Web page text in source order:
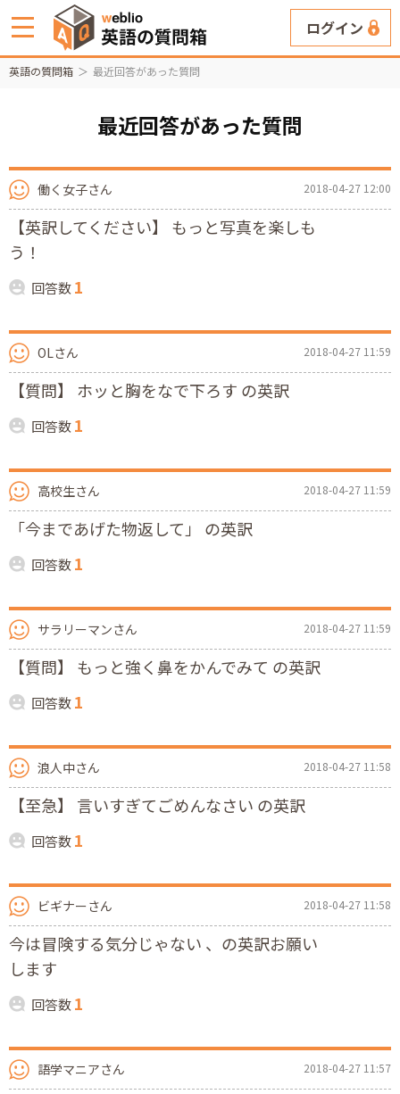
ログイン
英語の質問箱 最近回答があった質問
最近回答があった質問
働く女子さん 2018-04-27 12:00
【英訳してください】 もっと写真を楽しも
う！
回答数1
OLさん 2018-04-27 11:59
【質問】 ホッと胸をなで下ろす の英訳
回答数1
高校生さん 2018-04-27 11:59
「今まであげた物返して」 の英訳
回答数1
サラリーマンさん 2018-04-27 11:59
【質問】 もっと強く鼻をかんでみて の英訳
回答数1
浪人中さん 2018-04-27 11:58
【至急】 言いすぎてごめんなさい の英訳
回答数1
ビギナーさん 2018-04-27 11:58
今は冒険する気分じゃない 、の英訳お願い
します
回答数1
語学マニアさん 2018-04-27 11:57